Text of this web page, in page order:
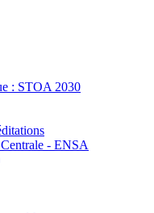
: STOA 2030
- ENSA